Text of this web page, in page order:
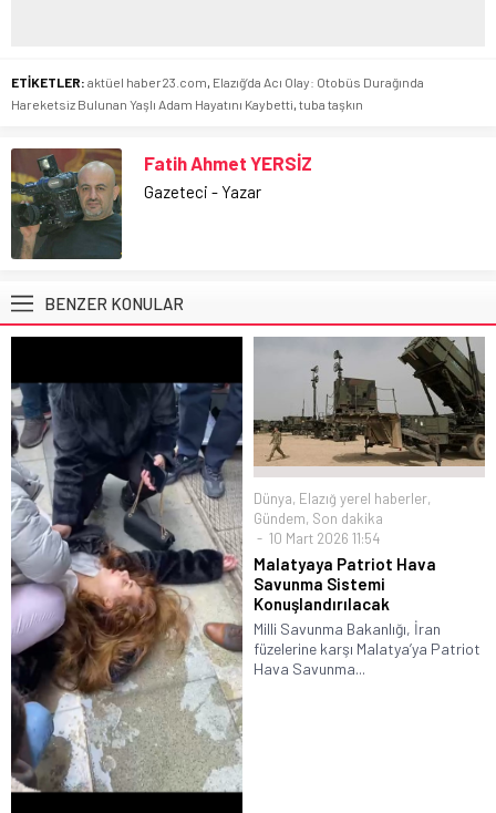
ETİKETLER: aktüel haber23.com Elazığ’da Acı Olay: Otobüs Durağında
Hareketsiz Bulunan Yaşlı Adam Hayatını Kaybetti tuba taşkın
Fatih Ahmet YERSİZ
Gazeteci - Yazar
BENZER KONULAR
Dünya, Elazığ yerel haberler,
Gündem, Son dakika
10 Mart 2026 11:54
Malatyaya Patriot Hava
Savunma Sistemi
Konuşlandırılacak
Milli Savunma Bakanlığı, İran
füzelerine karşı Malatya’ya Patriot
Hava Savunma...